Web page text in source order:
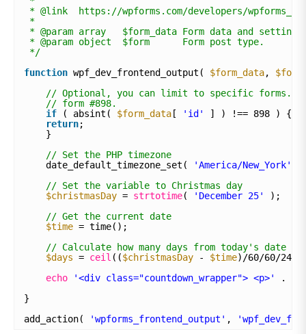
* @link  https://wpforms.com/developers/
*
* @param array   $form_data Form data and
* @param object  $form      Form post type.
*/
function wpf_dev_frontend_output( $form_data, $form
// Optional, you can limit to specific forms.
// form #898.
if
( absint( $form_data[ 'id'
] ) !== 898 ) {
return;
}
// Set the PHP timezone
date_default_timezone_set(
'America/New_York'
// Set the variable to Christmas day
$christmasDay = strtotime( 'December 25'
);
// Get the current date
$time = time();
// Calculate how many days from today's date
$days = ceil (($christmasDay - $time)/60/60/24);
echo
'<div class="countdown_wrapper"> <p>'
.
}
add_action(
'wpforms_frontend_output' ,